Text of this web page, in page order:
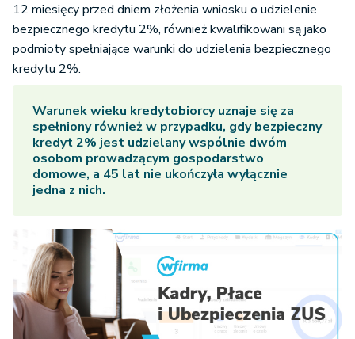
12 miesięcy przed dniem złożenia wniosku o udzielenie
bezpiecznego kredytu 2%, również kwalifikowani są jako
podmioty spełniające warunki do udzielenia bezpiecznego
kredytu 2%.
Warunek wieku kredytobiorcy uznaje się za
spełniony również w przypadku, gdy bezpieczny
kredyt 2% jest udzielany wspólnie dwóm
osobom prowadzącym gospodarstwo
domowe, a 45 lat nie ukończyła wyłącznie
jedna z nich.